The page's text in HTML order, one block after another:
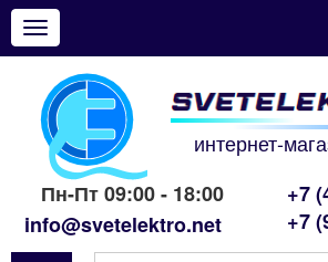
Показать
меню
интернет-
Пн-Пт 09:00 - 18:00
info@svetelektro.net
+7
+7